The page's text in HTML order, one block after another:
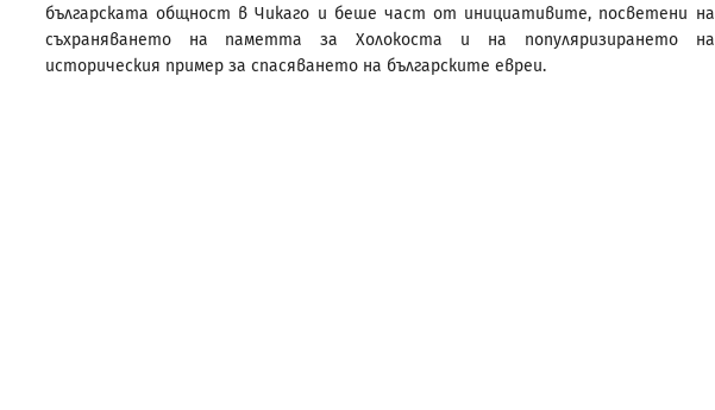
българската общност в Чикаго и беше част от инициативите, посветени на
съхраняването на паметта за Холокоста и на популяризирането на
историческия пример за спасяването на българските евреи.